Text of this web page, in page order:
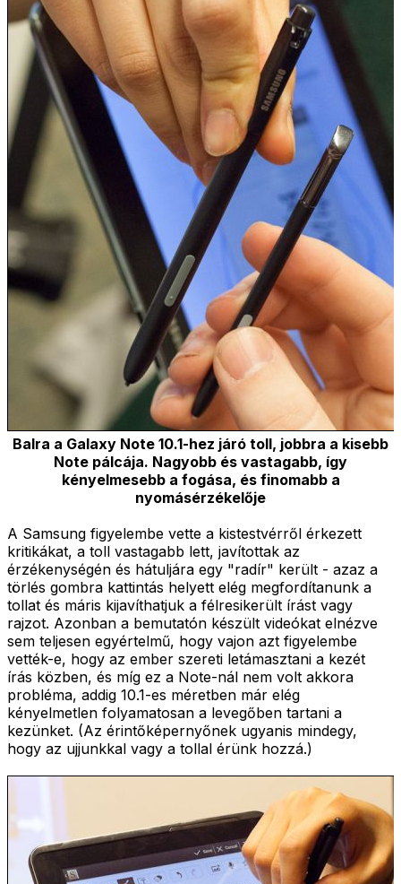
Balra a Galaxy Note 10.1-hez járó toll, jobbra a kisebb
Note pálcája. Nagyobb és vastagabb, így
kényelmesebb a fogása, és finomabb a
nyomásérzékelője
A Samsung figyelembe vette a kistestvérről érkezett
kritikákat, a toll vastagabb lett, javítottak az
érzékenységén és hátuljára egy "radír" került - azaz a
törlés gombra kattintás helyett elég megfordítanunk a
tollat és máris kijavíthatjuk a félresikerült írást vagy
rajzot. Azonban a bemutatón készült videókat elnézve
sem teljesen egyértelmű, hogy vajon azt figyelembe
vették-e, hogy az ember szereti letámasztani a kezét
írás közben, és míg ez a Note-nál nem volt akkora
probléma, addig 10.1-es méretben már elég
kényelmetlen folyamatosan a levegőben tartani a
kezünket. (Az érintőképernyőnek ugyanis mindegy,
hogy az ujjunkkal vagy a tollal érünk hozzá.)